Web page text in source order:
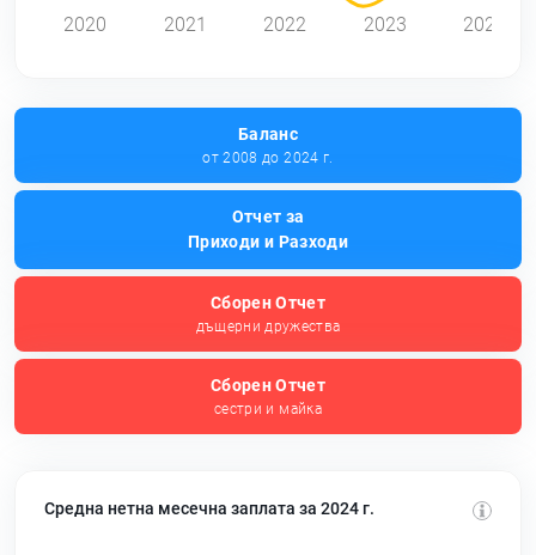
2020 2021 2022 2023 2024
Баланс
от 2008 до 2024 г.
Отчет за
Приходи и Разходи
Сборен Отчет
дъщерни дружества
Сборен Отчет
сестри и майка
Средна нетна месечна заплата за 2024 г.